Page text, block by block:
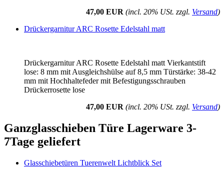
47,00 EUR (incl. 20% USt. zzgl. Versand)
Drückergarnitur ARC Rosette Edelstahl matt
Drückergarnitur ARC Rosette Edelstahl matt Vierkantstift
lose: 8 mm mit Ausgleichshülse auf 8,5 mm Türstärke: 38-42
mm mit Hochhaltefeder mit Befestigungsschrauben
Drückerrosette lose
47,00 EUR (incl. 20% USt. zzgl. Versand)
Ganzglasschieben Türe Lagerware 3-
7Tage geliefert
Glasschiebetüren Tuerenwelt Lichtblick Set